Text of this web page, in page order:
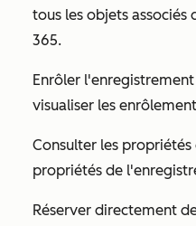
tous les objets associés
365.
Enrôler
visualiser les
Consulter les
propriétés de
Réserver directement